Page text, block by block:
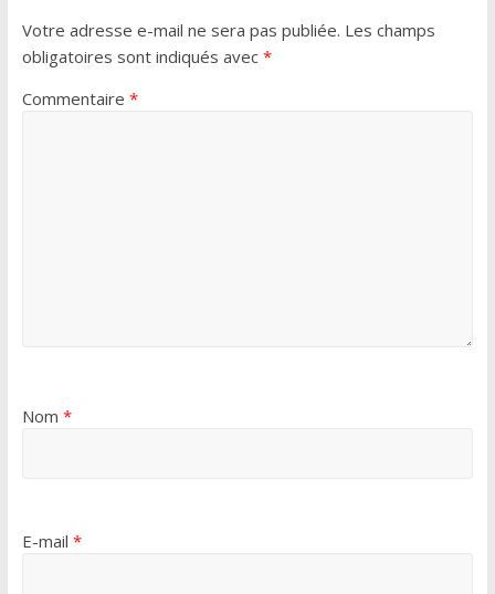
Votre adresse e-mail ne sera pas publiée. Les champs
obligatoires sont indiqués avec *
Commentaire *
Nom *
E-mail *